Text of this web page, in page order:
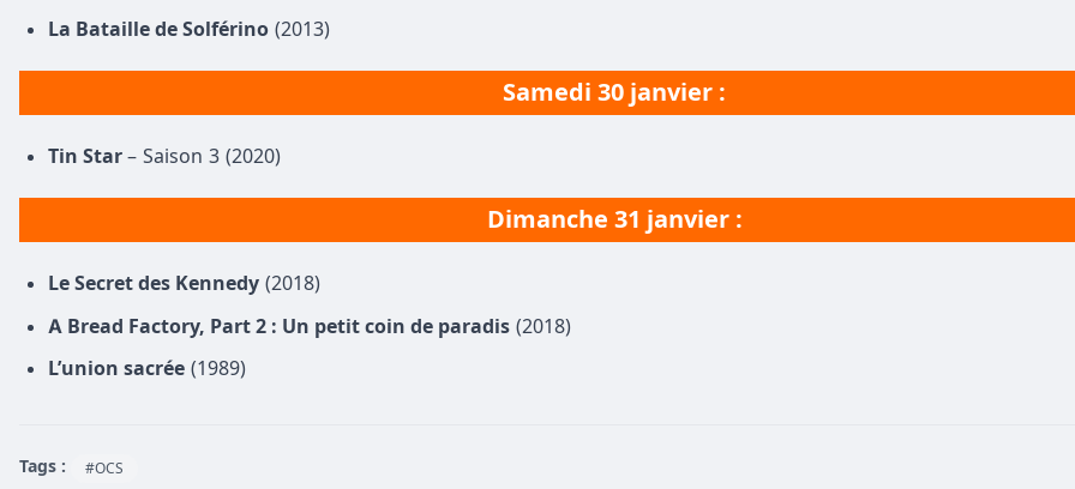
La Bataille de Solférino (2013)
Samedi 30 janvier :
Tin Star – Saison 3 (2020)
Dimanche 31 janvier :
Le Secret des Kennedy (2018)
A Bread Factory, Part 2 : Un petit coin de paradis (2018)
L’union sacrée (1989)
Tags : #OCS